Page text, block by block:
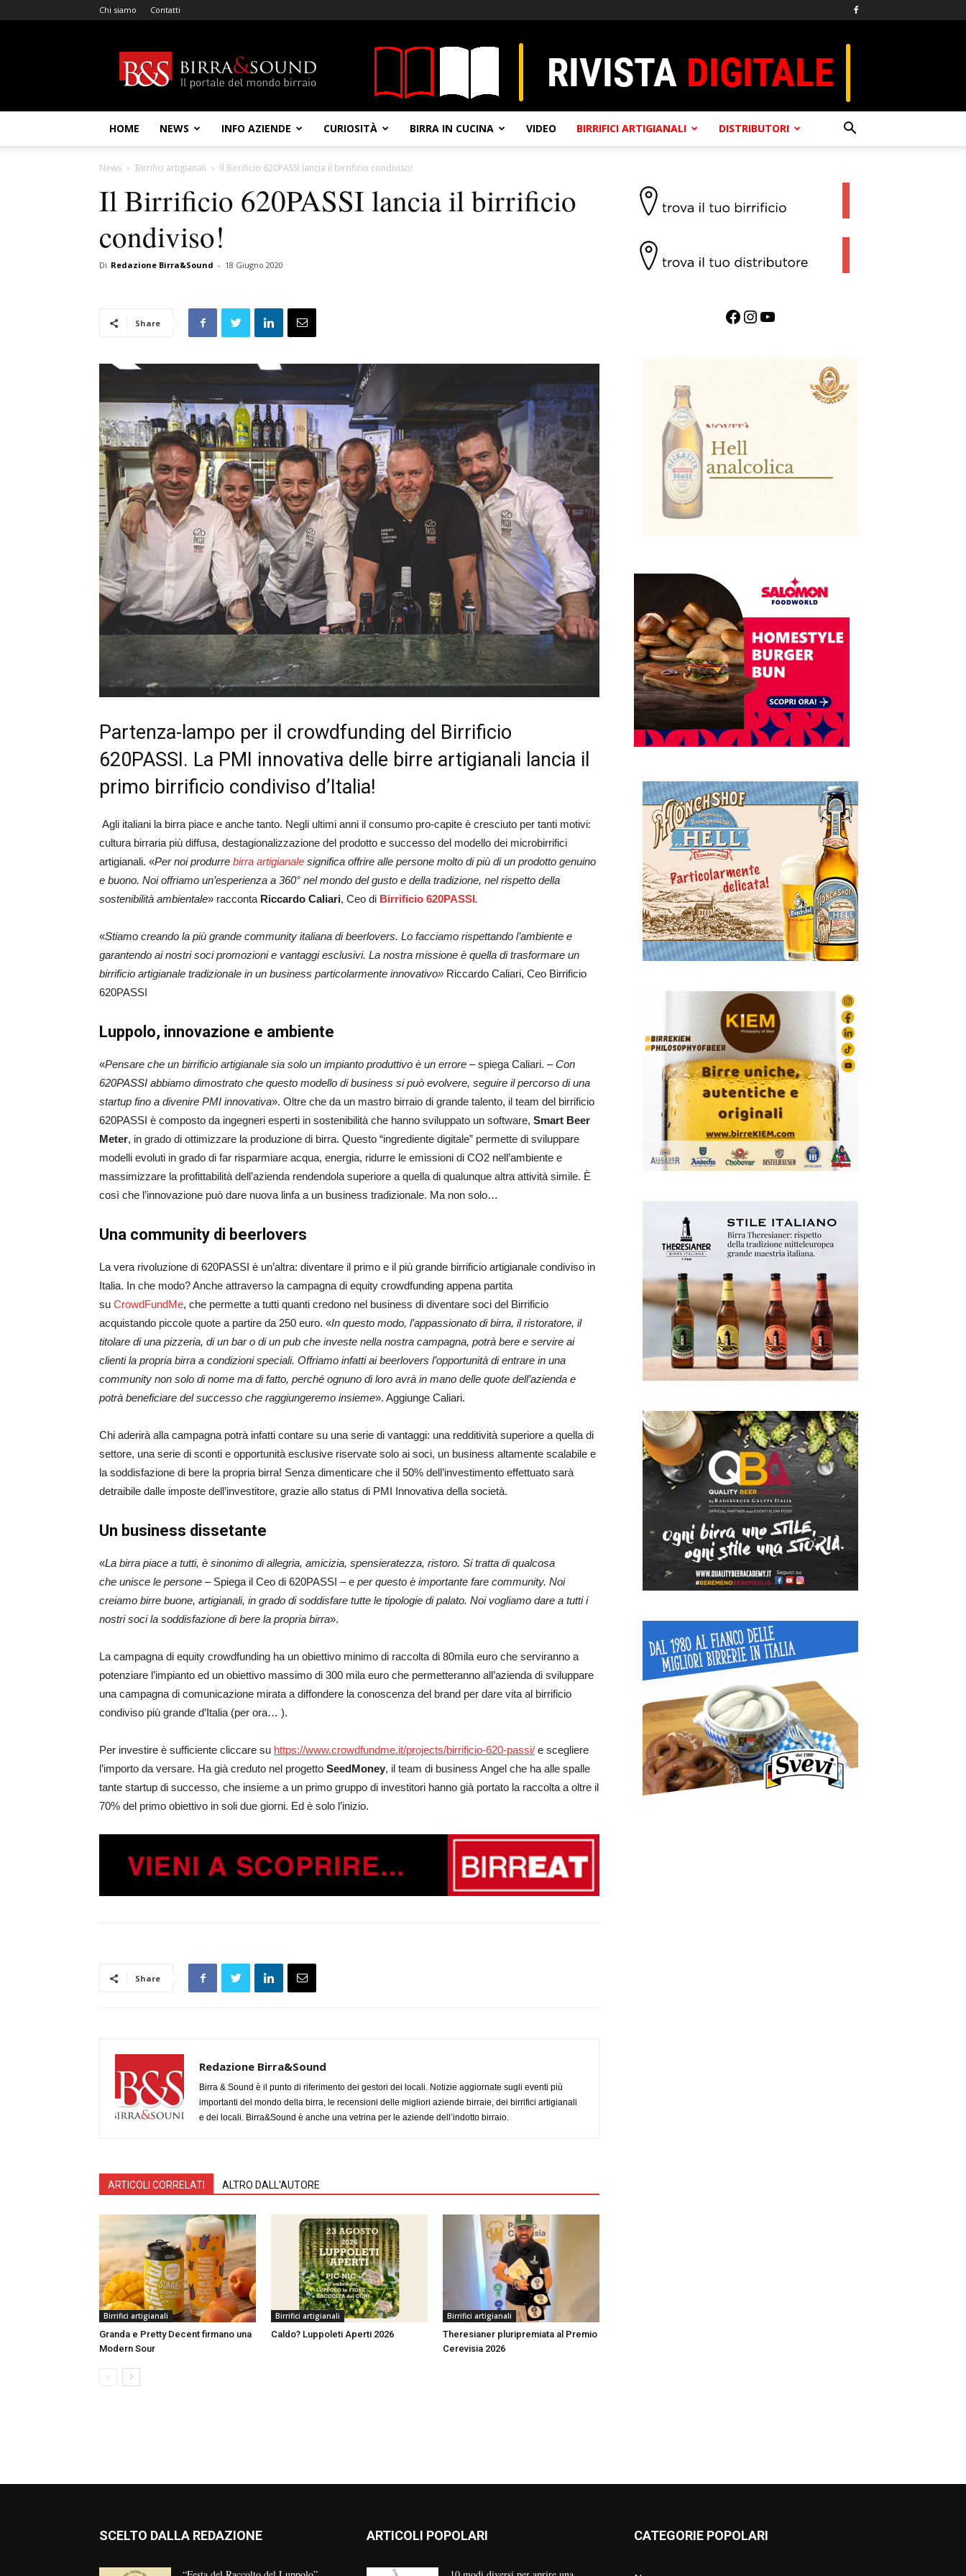
Chi siamo Contatti
&
Sound
HOME NEWS INFO AZIENDE CURIOSITÀ BIRRA IN CUCINA VIDEO BIRRIFICI ARTIGIANALI DISTRIBUTORI
News Birrifici artigianali Il Birrificio 620PASSI lancia il birrificio condiviso!
Il Birrificio 620PASSI lancia il birrificio
condiviso!
Di Redazione Birra&Sound - 18 Giugno 2020
Share
Partenza-lampo per il crowdfunding del Birrificio
620PASSI. La PMI innovativa delle birre artigianali lancia il
primo birrificio condiviso d’Italia!
Agli italiani la birra piace e anche tanto. Negli ultimi anni il consumo pro-capite è cresciuto per tanti motivi:
cultura birraria più diffusa, destagionalizzazione del prodotto e successo del modello dei microbirrifici
artigianali. «Per noi produrre birra artigianale significa offrire alle persone molto di più di un prodotto genuino
e buono. Noi offriamo un’esperienza a 360° nel mondo del gusto e della tradizione, nel rispetto della
sostenibilità ambientale» racconta Riccardo Caliari, Ceo di Birrificio 620PASSI.
«Stiamo creando la più grande community italiana di beerlovers. Lo facciamo rispettando l’ambiente e
garantendo ai nostri soci promozioni e vantaggi esclusivi. La nostra missione è quella di trasformare un
birrificio artigianale tradizionale in un business particolarmente innovativo» Riccardo Caliari, Ceo Birrificio
620PASSI
Luppolo, innovazione e ambiente
«Pensare che un birrificio artigianale sia solo un impianto produttivo è un errore –spiega Caliari. – Con
620PASSI abbiamo dimostrato che questo modello di business si può evolvere, seguire il percorso di una
startup fino a divenire PMI innovativa». Oltre che da un mastro birraio di grande talento, il team del birrificio
620PASSI è composto da ingegneri esperti in sostenibilità che hanno sviluppato un software, Smart Beer
Meter, in grado di ottimizzare la produzione di birra. Questo “ingrediente digitale” permette di sviluppare
modelli evoluti in grado di far risparmiare acqua, energia, ridurre le emissioni di CO2 nell’ambiente e
massimizzare la profittabilità dell’azienda rendendola superiore a quella di qualunque altra attività simile. È
così che l’innovazione può dare nuova linfa a un business tradizionale. Ma non solo…
Una community di beerlovers
La vera rivoluzione di 620PASSI è un’altra: diventare il primo e il più grande birrificio artigianale condiviso in
Italia. In che modo? Anche attraverso la campagna di equity crowdfunding appena partita
su CrowdFundMe, che permette a tutti quanti credono nel business di diventare soci del Birrificio
acquistando piccole quote a partire da 250 euro. «In questo modo, l’appassionato di birra, il ristoratore, il
titolare di una pizzeria, di un bar o di un pub che investe nella nostra campagna, potrà bere e servire ai
clienti la propria birra a condizioni speciali. Offriamo infatti ai beerlovers l’opportunità di entrare in una
community non solo di nome ma di fatto, perché ognuno di loro avrà in mano delle quote dell’azienda e
potrà beneficiare del successo che raggiungeremo insieme». Aggiunge Caliari.
Chi aderirà alla campagna potrà infatti contare su una serie di vantaggi: una redditività superiore a quella di
settore, una serie di sconti e opportunità esclusive riservate solo ai soci, un business altamente scalabile e
la soddisfazione di bere la propria birra! Senza dimenticare che il 50% dell’investimento effettuato sarà
detraibile dalle imposte dell’investitore, grazie allo status di PMI Innovativa della società.
Un business dissetante
«La birra piace a tutti, è sinonimo di allegria, amicizia, spensieratezza, ristoro. Si tratta di qualcosa
che unisce le persone – Spiega il Ceo di 620PASSI – e per questo è importante fare community. Noi
creiamo birre buone, artigianali, in grado di soddisfare tutte le tipologie di palato. Noi vogliamo dare a tutti i
nostri soci la soddisfazione di bere la propria birra».
La campagna di equity crowdfunding ha un obiettivo minimo di raccolta di 80mila euro che serviranno a
potenziare l’impianto ed un obiettivo massimo di 300 mila euro che permetteranno all’azienda di sviluppare
una campagna di comunicazione mirata a diffondere la conoscenza del brand per dare vita al birrificio
condiviso più grande d’Italia (per ora… ).
Per investire è sufficiente cliccare su https://www.crowdfundme.it/projects/birrificio-620-passi/ e scegliere
l’importo da versare. Ha già creduto nel progetto SeedMoney, il team di business Angel che ha alle spalle
tante startup di successo, che insieme a un primo gruppo di investitori hanno già portato la raccolta a oltre il
70% del primo obiettivo in soli due giorni. Ed è solo l’inizio.
Share
Redazione Birra&Sound
Birra & Sound è il punto di riferimento dei gestori dei locali. Notizie aggiornate sugli eventi più
importanti del mondo della birra, le recensioni delle migliori aziende birraie, dei birrifici artigianali
e dei locali. Birra&Sound è anche una vetrina per le aziende dell’indotto birraio.
ARTICOLI CORRELATI ALTRO DALL'AUTORE
Birrifici artigianali
Granda e Pretty Decent firmano una
Modern Sour
Birrifici artigianali
Caldo? Luppoleti Aperti 2026
Birrifici artigianali
Theresianer pluripremiata al Premio
Cerevisia 2026
Facebook InstagramYouTube
SCELTO DALLA REDAZIONE ARTICOLI POPOLARI CATEGORIE POPOLARI